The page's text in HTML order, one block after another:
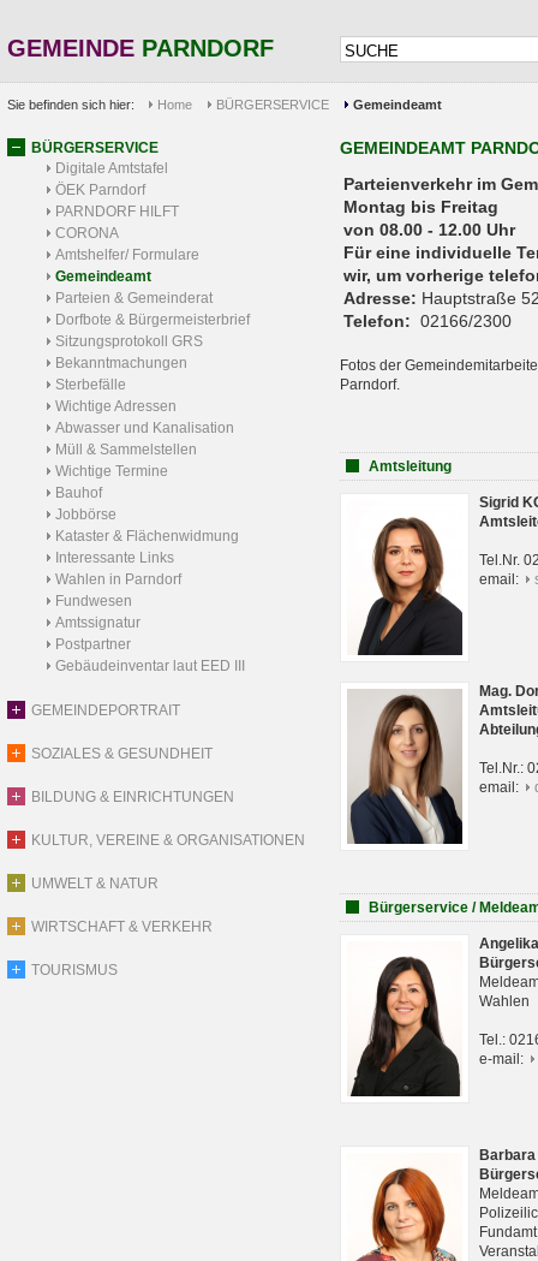
GEMEINDE PARNDORF
Sie befinden sich hier: Home BÜRGERSERVICE Gemeindeamt
BÜRGERSERVICE
Digitale Amtstafel
ÖEK Parndorf
PARNDORF HILFT
CORONA
Amtshelfer/ Formulare
Gemeindeamt
Parteien & Gemeinderat
Dorfbote & Bürgermeisterbrief
Sitzungsprotokoll GRS
Bekanntmachungen
Sterbefälle
Wichtige Adressen
Abwasser und Kanalisation
Müll & Sammelstellen
Wichtige Termine
Bauhof
Jobbörse
Kataster & Flächenwidmung
Interessante Links
Wahlen in Parndorf
Fundwesen
Amtssignatur
Postpartner
Gebäudeinventar laut EED III
GEMEINDEPORTRAIT
SOZIALES & GESUNDHEIT
BILDUNG & EINRICHTUNGEN
KULTUR, VEREINE & ORGANISATIONEN
UMWELT & NATUR
WIRTSCHAFT & VERKEHR
TOURISMUS
GEMEINDEAMT
Parteienverkehr
Montag bis Freitag
von 08.00 - 12.00 Uhr
Für eine individuelle
wir, um vorherige
Adresse: Hauptstraße
Telefon: 02166/2300
Fotos der
Parndorf.
Amtsleitung
Sigrid
Tel.Nr.
email:
Mag.
Tel.Nr.:
email:
Bürgerservice /
Wahlen
Tel.:
e-mail: